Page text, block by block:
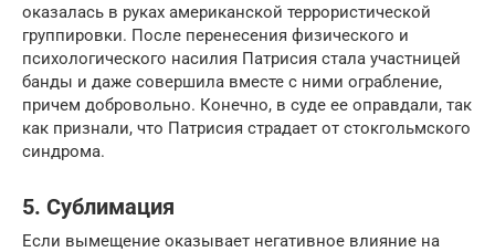
оказалась в руках американской террористической
группировки. После перенесения физического и
психологического насилия Патрисия стала участницей
банды и даже совершила вместе с ними ограбление,
причем добровольно. Конечно, в суде ее оправдали, так
как признали, что Патрисия страдает от стокгольмского
синдрома.
5. Сублимация
Если вымещение оказывает негативное влияние на